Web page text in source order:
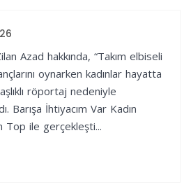
Azad hakkında, “Takım elbiseli
oynarken kadınlar hayatta
röportaj nedeniyle
Barışa İhtiyacım Var Kadın
Top ile gerçekleşti...